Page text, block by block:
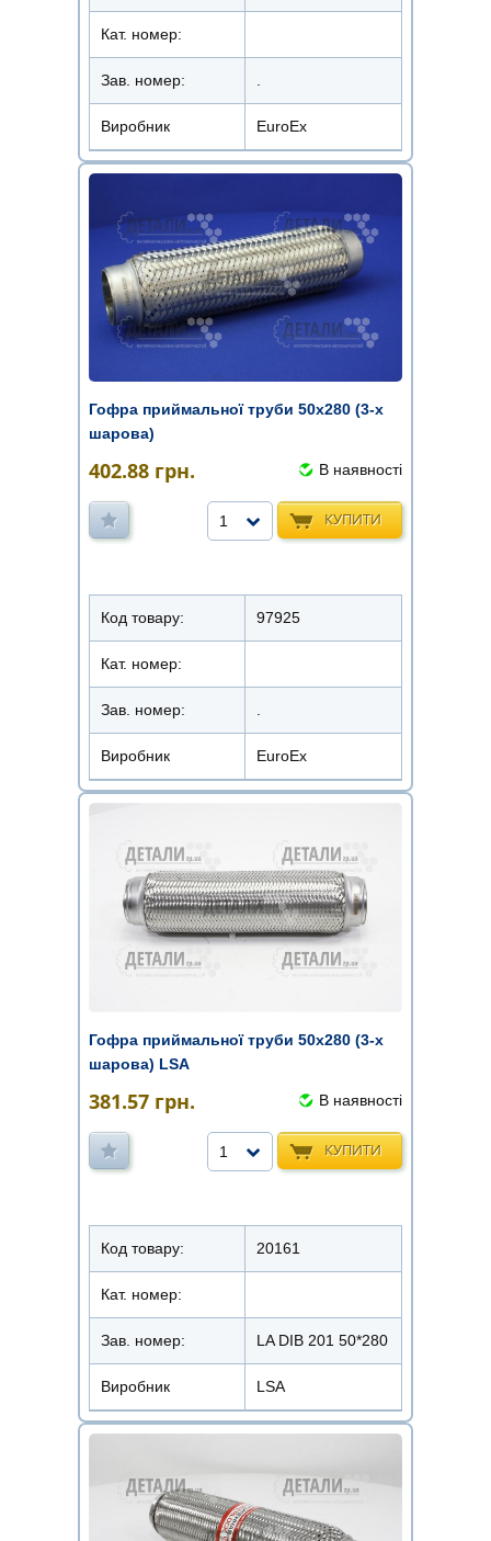
Кат. номер:
Зав. номер:
Виробник EuroEx
Гофра приймальної труби 50х280 (3-х
шарова)
402.88 грн. В наявності
КУПИТИ
1
Код товару: 97925
Кат. номер:
Зав. номер: .
Виробник EuroEx
Гофра приймальної труби 50х280 (3-х
шарова) LSA
381.57 грн. В наявності
КУПИТИ
1
Код товару: 20161
Кат. номер:
Зав. номер: LA DIB 201 50*280
Виробник LSA